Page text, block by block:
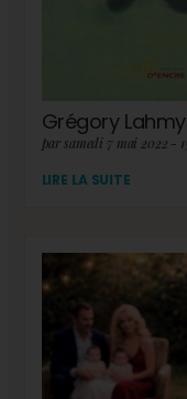
Grégory Lahmy
LIRE LA SUITE